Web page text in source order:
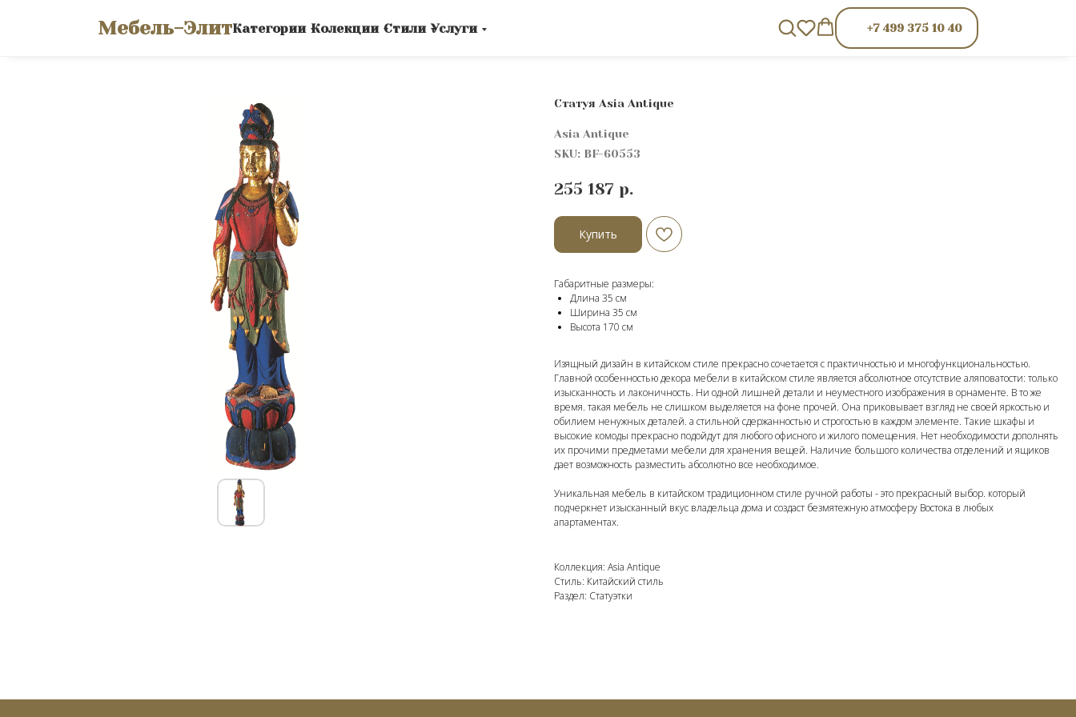
Мебель-ЭлитКатегории Колекции Стили Услуги +7 499 375 10 40
Статуя Asia Antique
Asia Antique
SKU: BF-60553
255 187 р.
Купить
Габаритные размеры:
Длина 35 см
Ширина 35 см
Высота 170 cм
Изящный дизайн в китайском стиле прекрасно сочетается с практичностью и многофункциональностью.
Главной особенностью декора мебели в китайском стиле является абсолютное отсутствие аляповатости: только
изысканность и лаконичность. Ни одной лишней детали и неуместного изображения в орнаменте. В то же
время. такая мебель не слишком выделяется на фоне прочей. Она приковывает взгляд не своей яркостью и
обилием ненужных деталей. а стильной сдержанностью и строгостью в каждом элементе. Такие шкафы и
высокие комоды прекрасно подойдут для любого офисного и жилого помещения. Нет необходимости дополнять
их прочими предметами мебели для хранения вещей. Наличие большого количества отделений и ящиков
дает возможность разместить абсолютно все необходимое.
Уникальная мебель в китайском традиционном стиле ручной работы - это прекрасный выбор. который
подчеркнет изысканный вкус владельца дома и создаст безмятежную атмосферу Востока в любых
апартаментах.
Коллекция: Asia Antique
Стиль: Китайский стиль
Раздел: Статуэтки